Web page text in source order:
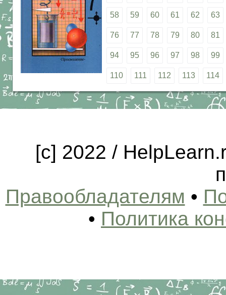
58 59 60 61 62 63
76 77 78 79 80 81
94 95 96 97 98 99
110 111 112 113 114
[c] 2022 /
Правообладателям •
• Политика